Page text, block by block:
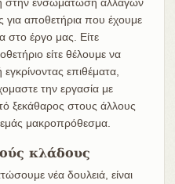
αποθετήρια που έχουμε
έργο μας. Είτε
είτε θέλουμε να
επιθέματα,
την εργασία με
ξεκάθαρος στους άλλους
μακροπρόθεσμα.
κλάδους
νέα δουλειά, είναι